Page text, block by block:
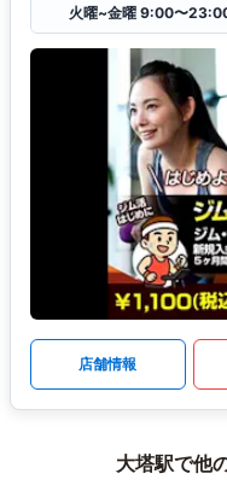
火曜~金曜 9:00〜
店舗情報
大塔駅で他